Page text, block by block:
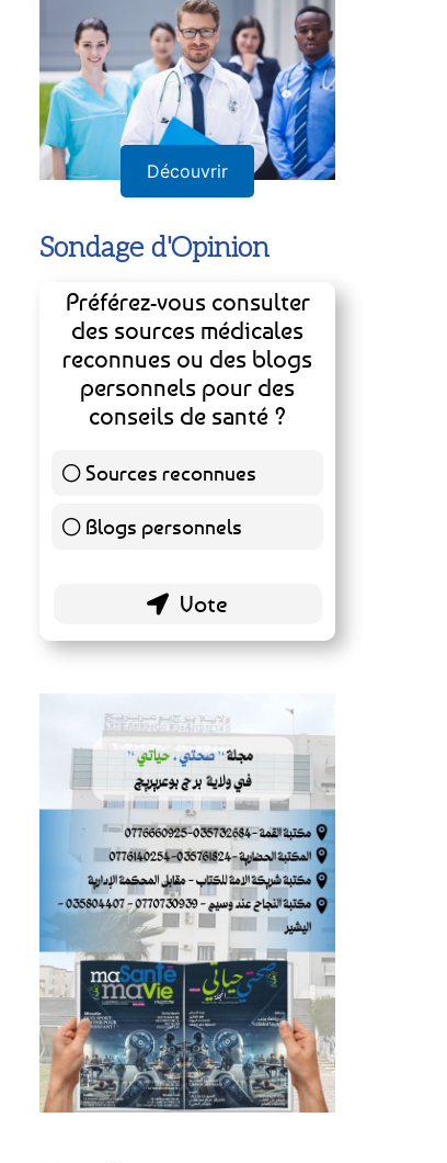
Découvrir
Sondage d'Opinion
Préférez-vous consulter
des sources médicales
reconnues ou des blogs
personnels pour des
conseils de santé ?
Sources reconnues
139 ( 73.16 % )
Blogs personnels51 ( 26.84 % )